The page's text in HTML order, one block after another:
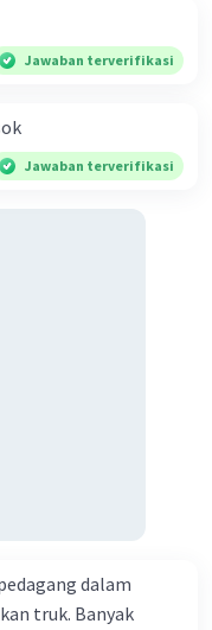
Jawaban terverifikasi
Jawaban terverifikasi
dalam
truk. Banyak